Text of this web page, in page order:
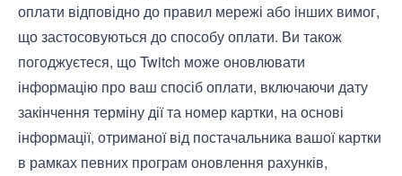
оплати відповідно до правил мережі або інших вимог,
що застосовуються до способу оплати. Ви також
погоджуєтеся, що Twitch може оновлювати
інформацію про ваш спосіб оплати, включаючи дату
закінчення терміну дії та номер картки, на основі
інформації, отриманої від постачальника вашої картки
в рамках певних програм оновлення рахунків,